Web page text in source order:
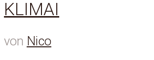
KLIMAI
von Nico